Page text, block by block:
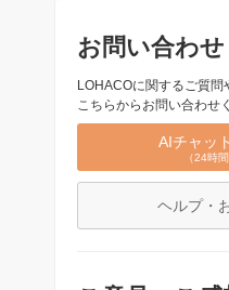
お問い合わせ
LOHACOに関するご質問
こちらからお問い合わせ
AIチャッ
（24時
ヘルプ・